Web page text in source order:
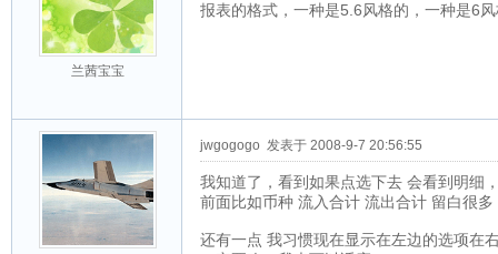
兰茜宝宝
报表的格式，一种是5.6风格的，一种是6
jwgogogo 发表于 2008-9-7 20:56:55
我知道了，看到如果点选下去 会看到明细
前面比如币种 流入合计 流出合计 留白很
还有一点 我习惯现在显示在左边的选项在